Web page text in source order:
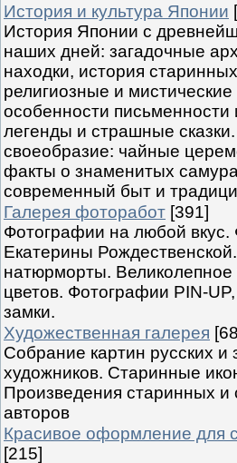
История и культура Японии
История Японии с
наших дней: загадочные
находки, история
религиозные и
особенности письменности
легенды и страшные
своеобразие: чайные
факты о знаменитых
современный быт и
Галерея фоторабот [391]
Фотографии на любой вкус.
Екатерины
натюрморты. Великолепное
цветов. Фотографии PIN-
замки.
Художественная галерея
Собрание картин русских и
художников. Старинные
Произведения старинных и
авторов
Красивое оформление для
[215]